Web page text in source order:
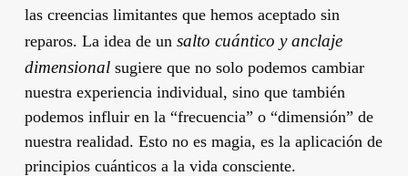
las creencias limitantes que hemos aceptado sin
reparos. La idea de un salto cuántico y anclaje
dimensionalsugiere que no solo podemos cambiar
nuestra experiencia individual, sino que también
podemos influir en la “frecuencia” o “dimensión” de
nuestra realidad. Esto no es magia, es la aplicación de
principios cuánticos a la vida consciente.